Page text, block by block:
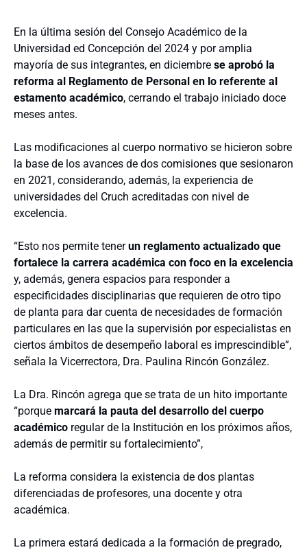
En la última sesión del Consejo Académico de la
Universidad ed Concepción del 2024 y por amplia
mayoría de sus integrantes, en diciembre se aprobó la
reforma al Reglamento de Personal en lo referente al
estamento académico, cerrando el trabajo iniciado doce
meses antes.
Las modificaciones al cuerpo normativo se hicieron sobre
la base de los avances de dos comisiones que sesionaron
en 2021, considerando, además, la experiencia de
universidades del Cruch acreditadas con nivel de
excelencia.
“Esto nos permite tenerun reglamento actualizado que
fortalece la carrera académica con foco en la excelencia
y, además, genera espacios para responder a
especificidades disciplinarias que requieren de otro tipo
de planta para dar cuenta de necesidades de formación
particulares en las que la supervisión por especialistas en
ciertos ámbitos de desempeño laboral es imprescindible”,
señala la Vicerrectora, Dra. Paulina Rincón González.
La Dra. Rincón agrega que se trata de un hito importante
“porque marcará la pauta del desarrollo del cuerpo
académico regular de la Institución en los próximos años,
además de permitir su fortalecimiento”,
La reforma considera la existencia de dos plantas
diferenciadas de profesores, una docente y otra
académica.
La primera estará dedicada a la formación de pregrado,